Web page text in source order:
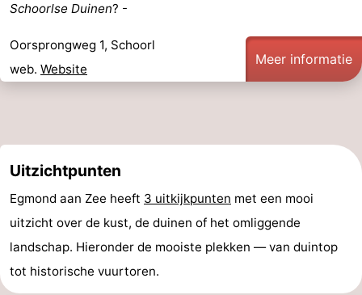
Schoorlse Duinen? -
Oorsprongweg 1, Schoorl
web. Website
Meer informatie
Uitzichtpunten
Egmond aan Zee heeft 3 uitkijkpunten met een mooi
uitzicht over de kust, de duinen of het omliggende
landschap. Hieronder de mooiste plekken — van duintop
tot historische vuurtoren.